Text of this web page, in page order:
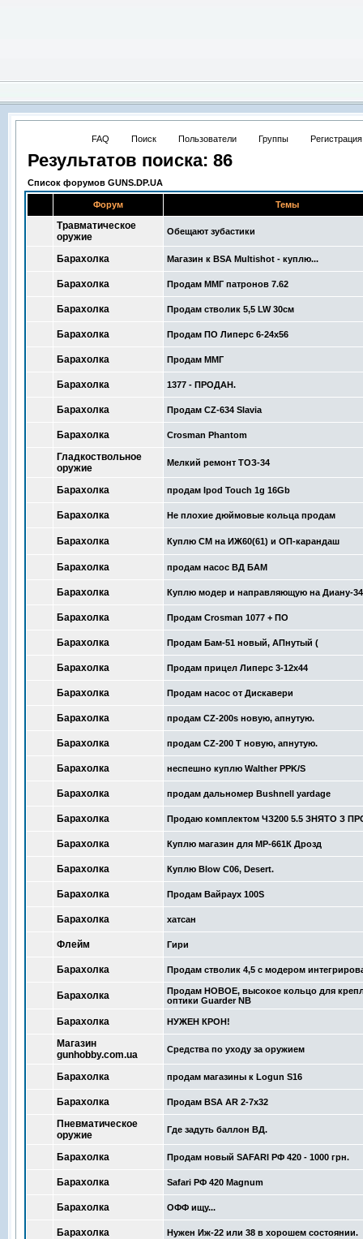
FAQ Поиск Пользователи Группы
Результатов поиска: 86
Список форумов GUNS.DP.UA
Форум Темы
Травматическое
оружие
Обещают зубастики
Барахолка Магазин к BSA Multishot - куплю...
Барахолка Продам ММГ патронов 7.62
Барахолка Продам стволик 5,5 LW 30см
Барахолка Продам ПО Липерс 6-24х56
Барахолка Продам ММГ
Барахолка 1377 - ПРОДАН.
Барахолка Продам CZ-634 Slavia
Барахолка Crosman Phantom
Гладкоствольное
оружие
Мелкий ремонт ТОЗ-34
Барахолка продам Ipod Touch 1g 16Gb
Барахолка Не плохие дюймовые кольца продам
Барахолка Куплю СМ на ИЖ60(61) и ОП-карандаш
Барахолка продам насос ВД БАМ
Барахолка Куплю модер и направляющую на Диану-34
Барахолка Продам Crosman 1077 + ПО
Барахолка Продам Бам-51 новый, АПнутый (
Барахолка Продам прицел Липерс 3-12х44
Барахолка Продам насос от Дискавери
Барахолка продам CZ-200s новую, апнутую.
Барахолка продам CZ-200 T новую, апнутую.
Барахолка неспешно куплю Walther PPK/S
Барахолка продам дальномер Bushnell yardage
Барахолка Продаю комплектом ЧЗ200 5.5 ЗНЯТО З
Барахолка Куплю магазин для МР-661К Дрозд
Барахолка Куплю Blow C06, Desert.
Барахолка Продам Вайраух 100S
Барахолка хатсан
Флейм Гири
Барахолка Продам стволик 4,5 с модером
Барахолка
Продам НОВОЕ, высокое кольцо для
оптики Guarder NB
Барахолка НУЖЕН КРОН!
Магазин
gunhobby.com.ua
Средства по уходу за оружием
Барахолка продам магазины к Logun S16
Барахолка Продам BSA AR 2-7x32
Пневматическое
оружие
Где задуть баллон ВД.
Барахолка Продам новый SAFARI РФ 420 - 1000 грн.
Барахолка Safari РФ 420 Мagnum
Барахолка ОФФ ищу...
Барахолка Нужен Иж-22 или 38 в хорошем состоянии.